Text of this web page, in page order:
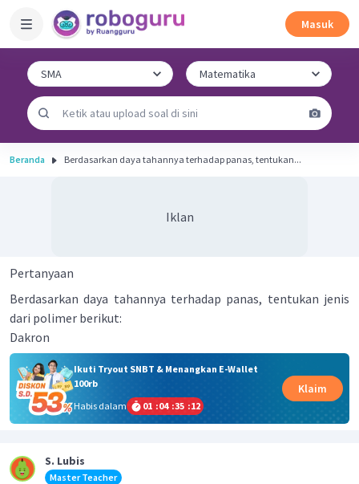
Masuk
Beranda Berdasarkan daya tahannya terhadap panas, tentukan...
Iklan
Pertanyaan
Berdasarkan daya tahannya terhadap panas, tentukan jenis
dari polimer berikut:
Dakron
Ikuti Tryout SNBT & Menangkan E-Wallet
100rb
Habis dalam
01 :04 :35 :12
Klaim
S. Lubis
Master Teacher